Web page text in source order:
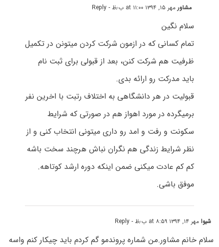
مشاورمهر ۱۵, ۱۳۹۴ at ۱۱:۰۰ ب٫ظ - Reply
سلام نگین
تمام کسانی که در ازمون شرکت کردن میتونن در تکمیل
ظرفیت هم شرکت کنن، بعد از قبولی برای ثبت نام
باید مدرکت رو ارائه بدی.
قبولیت در هر دانشگاهی به اختلاف رتبت با اخرین نفر
برمیگرده در مورد اهواز هم در صورتی که شرایط
سکونت و رفت و امد رو داری میتونی انتخاب کنی و از
نظر شرایط زندگی هم نگران نباش هرچند سخت باشه
کم کم عادت میکنی ضمن اینکه دوره ارشد کوتاهه.
موفق باشی.
شیوامهر ۱۴, ۱۳۹۴ at ۸:۵۹ ب٫ظ - Reply
سلام خانم مشاور.من شماره پروندمو گم کردم باید چیکار کنم واسه